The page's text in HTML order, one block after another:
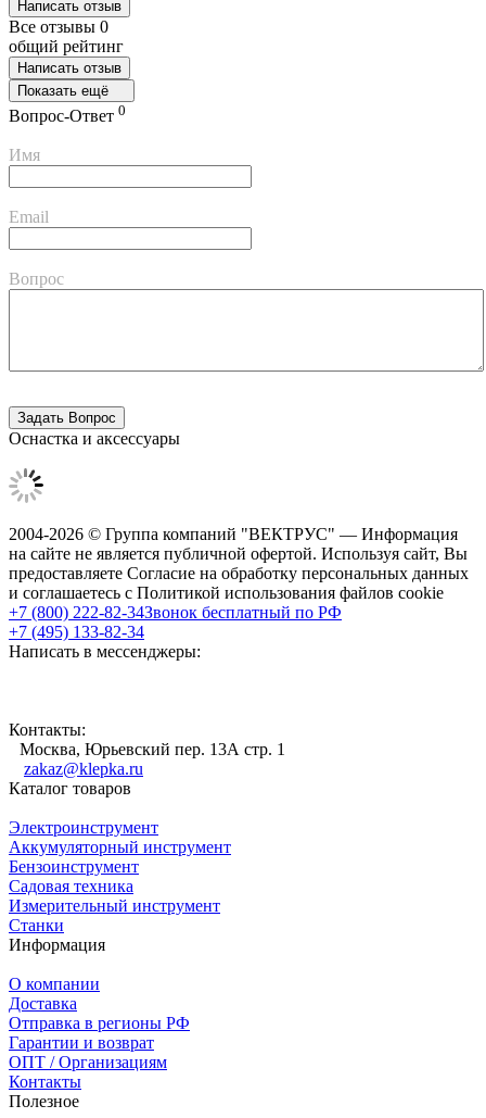
Написать отзыв
Все отзывы 0
общий рейтинг
Написать отзыв
Показать ещё
Вопрос-Ответ 0
Имя
Email
Вопрос
Оснастка и аксессуары
2004-2026 © Группа компаний "ВЕКТРУС" — Информация
на сайте не является публичной офертой. Используя сайт, Вы
предоставляете Согласие на обработку персональных данных
и соглашаетесь с Политикой использования файлов cookie
+7 (800) 222-82-34Звонок бесплатный по РФ
+7 (495) 133-82-34
Написать в мессенджеры:
Контакты:
Москва, Юрьевский пер. 13А стр. 1
zakaz@klepka.ru
Каталог товаров
Электроинструмент
Аккумуляторный инструмент
Бензоинструмент
Садовая техника
Измерительный инструмент
Станки
Информация
О компании
Доставка
Отправка в регионы РФ
Гарантии и возврат
ОПТ / Организациям
Контакты
Полезное